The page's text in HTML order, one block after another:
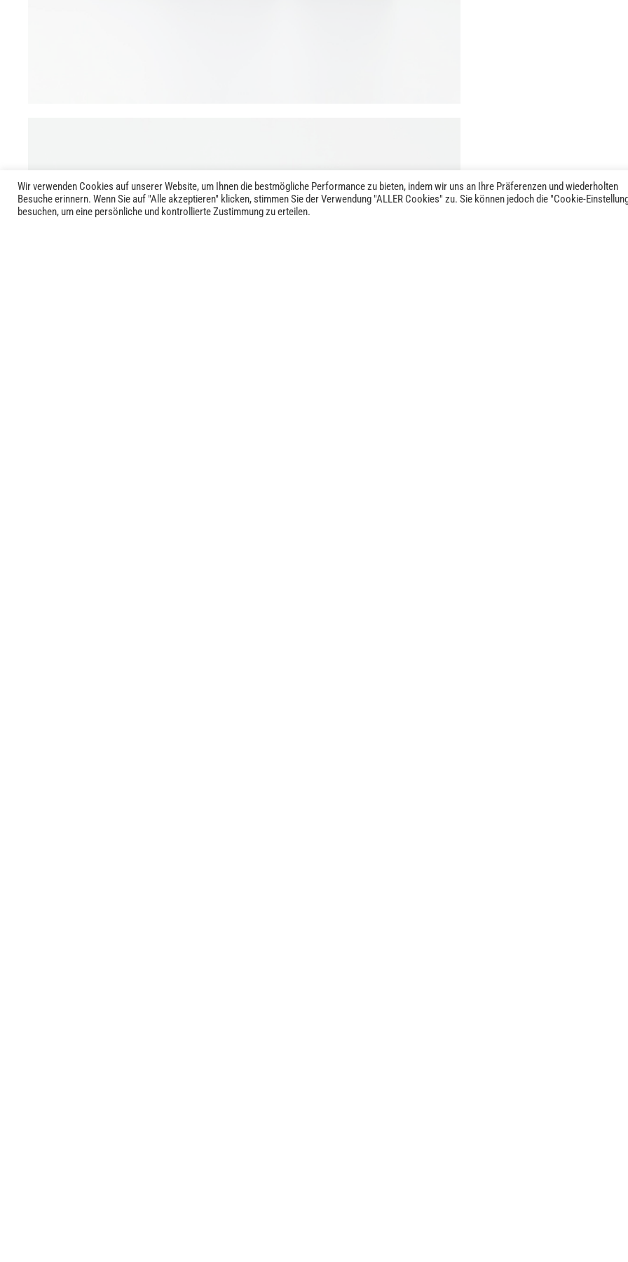
Wir verwenden Cookies auf unserer Website, um Ihnen die bestmögliche Performance zu bieten, indem wir uns an Ihre Präferenzen und wiederholten
Besuche erinnern. Wenn Sie auf "Alle akzeptieren" klicken, stimmen Sie der Verwendung "ALLER Cookies" zu. Sie können jedoch die "Cookie-
besuchen, um eine persönliche und kontrollierte Zustimmung zu erteilen.